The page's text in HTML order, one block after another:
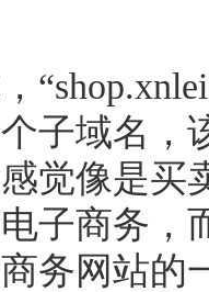
子域名，
觉像是买
子商务，
务网站的